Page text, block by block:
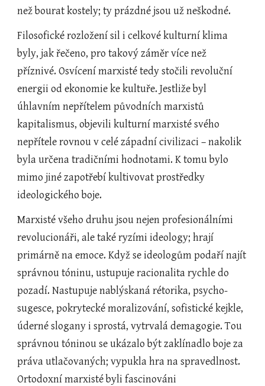
než bourat kostely; ty prázdné jsou už neškodné.
Filosofické rozložení sil i celkové kulturní klima
byly, jak řečeno, pro takový záměr více než
příznivé. Osvícení marxisté tedy stočili revoluční
energii od ekonomie ke kultuře. Jestliže byl
úhlavním nepřítelem původních marxistů
kapitalismus, objevili kulturní marxisté svého
nepřítele rovnou v celé západní civilizaci – nakolik
byla určena tradičními hodnotami. K tomu bylo
mimo jiné zapotřebí kultivovat prostředky
ideologického boje.
Marxisté všeho druhu jsou nejen profesionálními
revolucionáři, ale také ryzími ideology; hrají
primárně na emoce. Když se ideologům podaří najít
správnou tóninu, ustupuje racionalita rychle do
pozadí. Nastupuje nablýskaná rétorika, psycho-
sugesce, pokrytecké moralizování, sofistické kejkle,
úderné slogany i sprostá, vytrvalá demagogie. Tou
správnou tóninou se ukázalo být zaklínadlo boje za
práva utlačovaných; vypukla hra na spravedlnost.
Ortodoxní marxisté byli fascinováni